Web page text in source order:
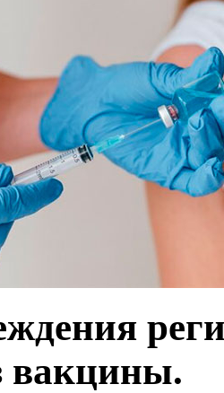
вакцины.